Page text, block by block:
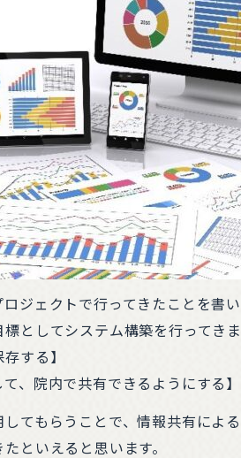
ジェクトで行ってきたことを書い
としてシステム構築を行ってきま
する】
、院内で共有できるようにする】
てもらうことで、情報共有によ
といえると思います。